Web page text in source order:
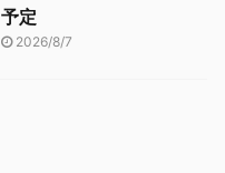
予定
2026/8/7